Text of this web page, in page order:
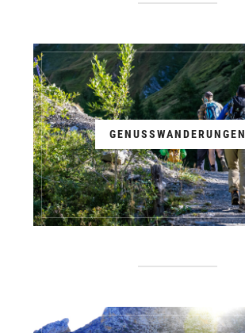
GENUSSWANDERUNGEN